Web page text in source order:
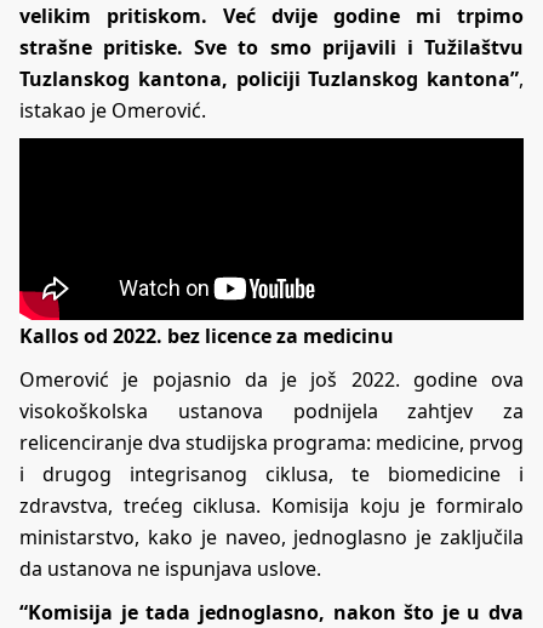
velikim pritiskom. Već dvije godine mi trpimo
strašne pritiske. Sve to smo prijavili i Tužilaštvu
Tuzlanskog kantona, policiji Tuzlanskog kantona”,
istakao je Omerović.
Kallos od 2022. bez licence za medicinu
Omerović je pojasnio da je još 2022. godine ova
visokoškolska ustanova podnijela zahtjev za
relicenciranje dva studijska programa: medicine, prvog
i drugog integrisanog ciklusa, te biomedicine i
zdravstva, trećeg ciklusa. Komisija koju je formiralo
ministarstvo, kako je naveo, jednoglasno je zaključila
da ustanova ne ispunjava uslove.
“Komisija je tada jednoglasno, nakon što je u dva